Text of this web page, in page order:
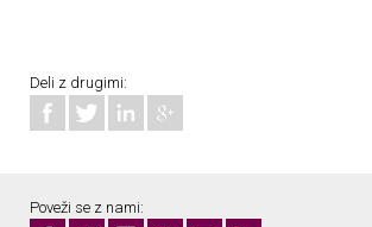
Deli z drugimi:
Poveži se z nami: